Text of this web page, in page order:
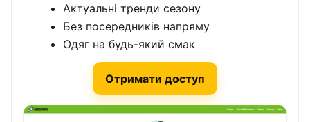
Актуальні тренди сезону
Без посередників напряму
Одяг на будь-який смак
Отримати доступ